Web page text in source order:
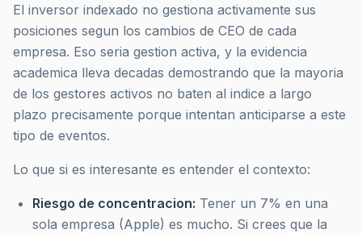
El inversor indexado no gestiona activamente sus
posiciones segun los cambios de CEO de cada
empresa. Eso seria gestion activa, y la evidencia
academica lleva decadas demostrando que la mayoria
de los gestores activos no baten al indice a largo
plazo precisamente porque intentan anticiparse a este
tipo de eventos.
Lo que si es interesante es entender el contexto:
Riesgo de concentracion: Tener un 7% en una
sola empresa (Apple) es mucho. Si crees que la